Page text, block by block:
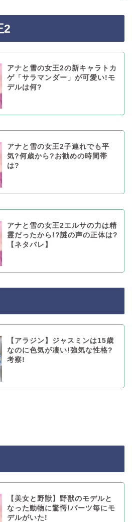
2
アナと雪の女王2の新キャラトカ
ゲ「サラマンダー」が可愛い!モ
デルは何?
アナと雪の女王2子連れでも平
気?何歳から?お勧めの時間帯
は?
アナと雪の女王2エルサの力は精
霊だったから!?謎の声の正体は?
【ネタバレ】
【アラジン】ジャスミンは15歳
なのに色気が凄い!強気な性格?
考察!
【美女と野獣】野獣のモデルと
なった動物に驚愕!パーツ毎にモ
デルがいた!